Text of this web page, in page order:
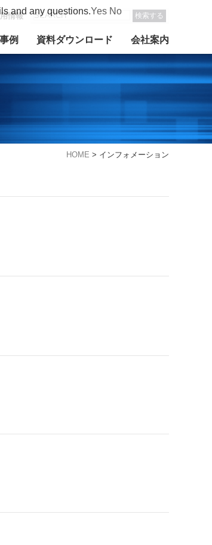
例 資料ダウンロード 会社案内
情報 検索する
HOME > インフォメーション
and any questions.Yes No